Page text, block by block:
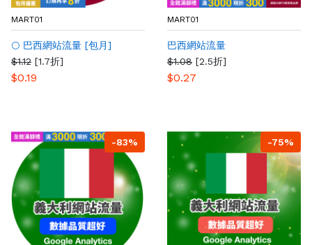
MART01
🌕 巴西網站流量 [包月]
$1.12 [1.7折]
$0.19
MART01
巴西網站流量
$1.08 [2.5折]
$0.27
-83% -75%